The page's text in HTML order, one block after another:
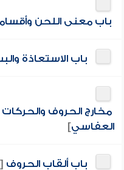
باب معنى اللحن
باب الاستعاذة
مخارج الحروف والحركات
العفاسي]
باب ألقاب الحروف [